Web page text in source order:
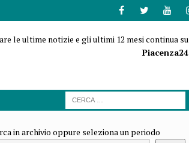
le ultime notizie e gli ultimi 12 mesi continua su
Piacenza24
in archivio oppure seleziona un periodo